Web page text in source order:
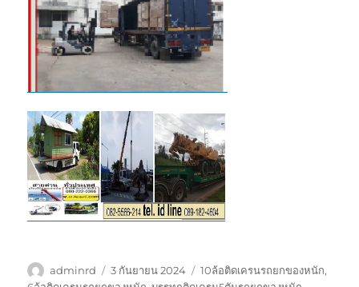
ผู้
adminrd
เขียน
3 กันยายน 2024
ป้าย
10ล้อติดเครนรถยกของหนัก,